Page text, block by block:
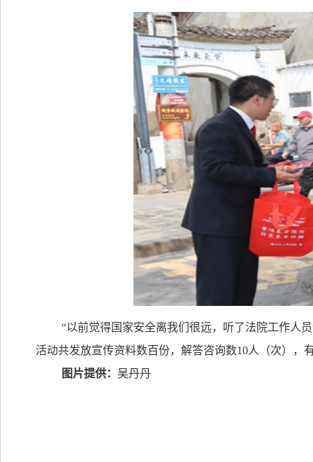
“以前觉得国家安全离我们很远，听了法院工作人
活动共发放宣传资料数百份，解答咨询数10人（次），
图片提供： 吴丹丹